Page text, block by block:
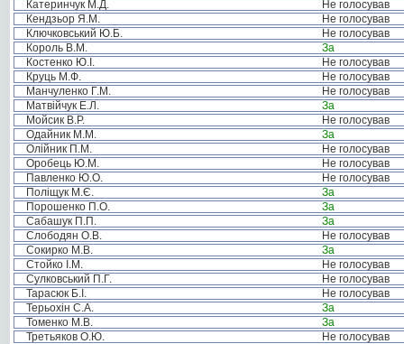
Катеринчук М.Д.
Не голосував
Кендзьор Я.М.
Не голосував
Ключковський Ю.Б.
Не голосував
Король В.М.
За
Костенко Ю.І.
Не голосував
Круць М.Ф.
Не голосував
Манчуленко Г.М.
Не голосував
Матвійчук Е.Л.
За
Мойсик В.Р.
Не голосував
Одайник М.М.
За
Олійник П.М.
Не голосував
Оробець Ю.М.
Не голосував
Павленко Ю.О.
Не голосував
Поліщук М.Є.
За
Порошенко П.О.
За
Сабашук П.П.
За
Слободян О.В.
Не голосував
Сокирко М.В.
За
Стойко І.М.
Не голосував
Сулковський П.Г.
Не голосував
Тарасюк Б.І.
Не голосував
Терьохін С.А.
За
Томенко М.В.
За
Третьяков О.Ю.
Не голосував